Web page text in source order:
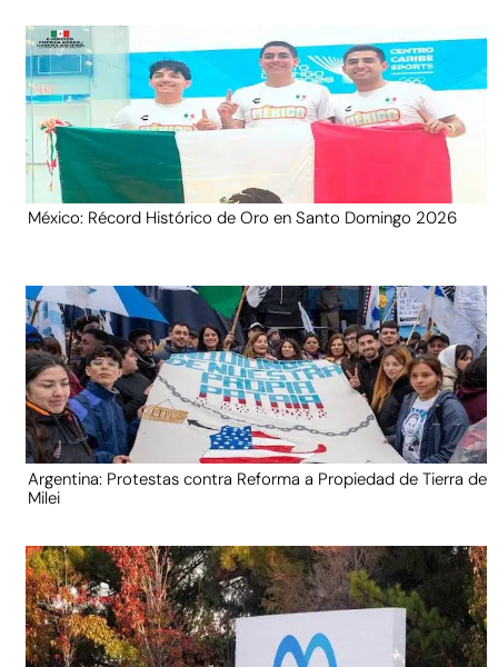
México: Récord Histórico de Oro en Santo Domingo 2026
Argentina: Protestas contra Reforma a Propiedad de Tierra de
Milei